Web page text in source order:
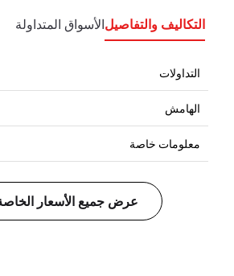
التكاليف والتفاصيلالأسواق المتداولة